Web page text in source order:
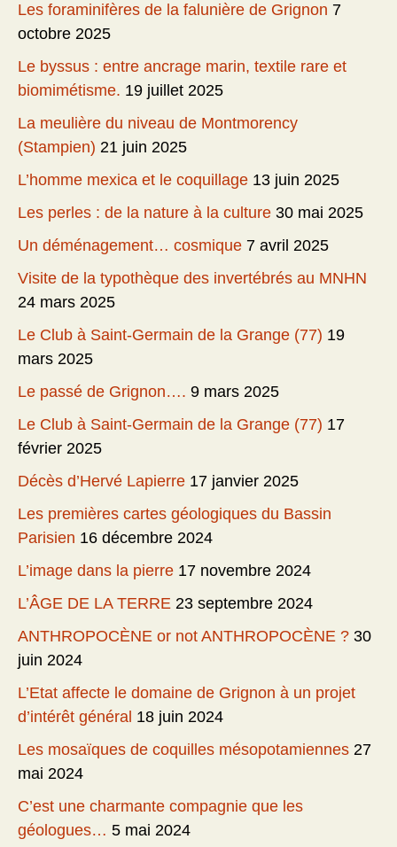
Les foraminifères de la falunière de Grignon 7
octobre 2025
Le byssus : entre ancrage marin, textile rare et
biomimétisme. 19 juillet 2025
La meulière du niveau de Montmorency
(Stampien) 21 juin 2025
L’homme mexica et le coquillage 13 juin 2025
Les perles : de la nature à la culture 30 mai 2025
Un déménagement… cosmique 7 avril 2025
Visite de la typothèque des invertébrés au MNHN
24 mars 2025
Le Club à Saint-Germain de la Grange (77) 19
mars 2025
Le passé de Grignon…. 9 mars 2025
Le Club à Saint-Germain de la Grange (77) 17
février 2025
Décès d’Hervé Lapierre 17 janvier 2025
Les premières cartes géologiques du Bassin
Parisien 16 décembre 2024
L’image dans la pierre 17 novembre 2024
L’ÂGE DE LA TERRE 23 septembre 2024
ANTHROPOCÈNE or not ANTHROPOCÈNE ? 30
juin 2024
L’Etat affecte le domaine de Grignon à un projet
d’intérêt général 18 juin 2024
Les mosaïques de coquilles mésopotamiennes 27
mai 2024
C’est une charmante compagnie que les
géologues… 5 mai 2024